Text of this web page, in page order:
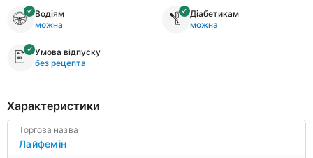
Водіям
можна
Діабетикам
можна
Умова відпуску
без рецепта
Характеристики
Торгова назва
Лайфемін